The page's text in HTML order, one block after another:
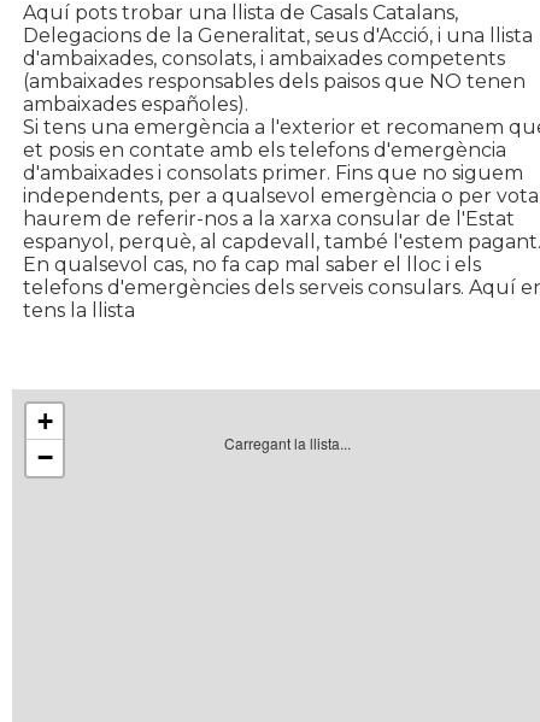
Aquí pots trobar una llista de Casals Catalans,
Delegacions de la Generalitat, seus d'Acció, i una llista
d'ambaixades, consolats, i ambaixades competents
(ambaixades responsables dels paisos que NO tenen
ambaixades españoles).
Si tens una emergència a l'exterior et recomanem
et posis en contate amb els telefons d'emergència
d'ambaixades i consolats primer. Fins que no siguem
independents, per a qualsevol emergència o per
haurem de referir-nos a la xarxa consular de l'Estat
espanyol, perquè, al capdevall, també l'estem pagant.
En qualsevol cas, no fa cap mal saber el lloc i els
telefons d'emergències dels serveis consulars. Aquí
tens la llista
Carregant la llista...
+
−